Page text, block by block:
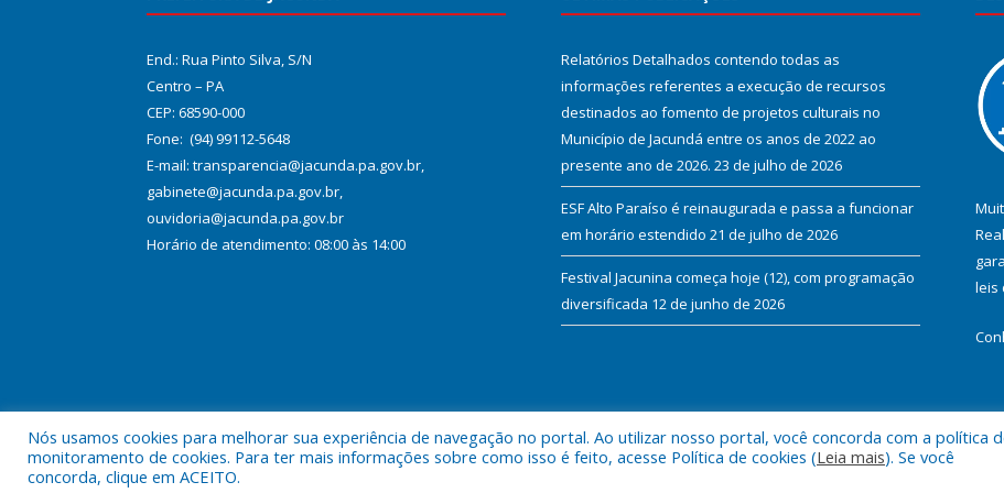
End.: Rua Pinto Silva, S/N
Centro – PA
CEP: 68590-000
Fone: (94) 99112-5648
E-mail: transparencia@jacunda.pa.gov.br,
gabinete@jacunda.pa.gov.br,
ouvidoria@jacunda.pa.gov.br
Horário de atendimento: 08:00 às 14:00
Relatórios Detalhados contendo todas as
informações referentes a execução de recursos
destinados ao fomento de projetos culturais no
Município de Jacundá entre os anos de 2022 ao
presente ano de 2026. 23 de julho de 2026
ESF Alto Paraíso é reinaugurada e passa a funcionar
em horário estendido 21 de julho de 2026
Festival Jacunina começa hoje (12), com programação
diversificada 12 de junho de 2026
leis
Todos os direitos reservados a Prefeitura Municipal de Jacundá. Mapa do Site
Nós usamos cookies para melhorar sua experiência de navegação no portal. Ao utilizar nosso portal, você concorda com a política
monitoramento de cookies. Para ter mais informações sobre como isso é feito, acesse Política de cookies (Leia mais). Se você
concorda, clique em ACEITO.